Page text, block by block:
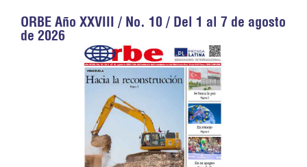
ORBE Año XXVIII / No. 10 / Del 1 al 7 de agosto
de 2026